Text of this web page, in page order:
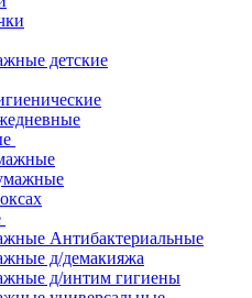
детские
Антибактериальные
д/демакияжа
д/интим гигиены